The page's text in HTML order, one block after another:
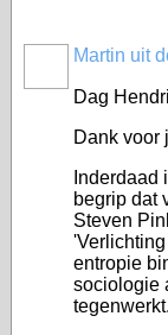
Martin uit
Dag
Dank voor
Inderdaad
begrip dat
Steven
entropie
sociologie
tegenwerkt.